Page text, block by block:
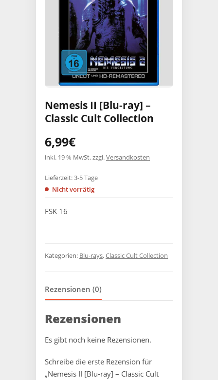
Nemesis II [Blu-ray] –
Classic Cult Collection
6,99€
inkl. 19 % MwSt.zzgl.Versandkosten
FSK 16
Lieferzeit:3-5 Tage
Nicht vorrätig
Kategorien: Blu-rays,Classic Cult Collection
Rezensionen (0)
Rezensionen
Es gibt noch keine Rezensionen.
Schreibe die erste Rezension für
„Nemesis II [Blu-ray] – Classic Cult